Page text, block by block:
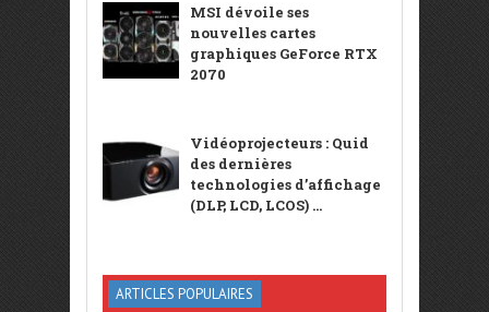
MSI dévoile ses
nouvelles cartes
graphiques GeForce RTX
2070
Vidéoprojecteurs : Quid
des dernières
technologies d’affichage
(DLP, LCD, LCOS) ...
ARTICLES POPULAIRES